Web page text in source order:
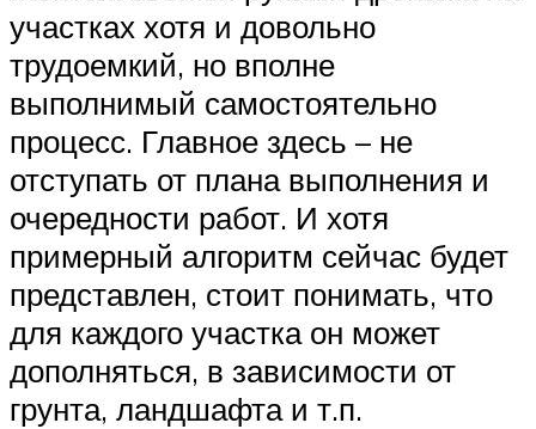
участках хотя и довольно
трудоемкий, но вполне
выполнимый самостоятельно
процесс. Главное здесь – не
отступать от плана выполнения и
очередности работ. И хотя
примерный алгоритм сейчас будет
представлен, стоит понимать, что
для каждого участка он может
дополняться, в зависимости от
грунта, ландшафта и т.п.